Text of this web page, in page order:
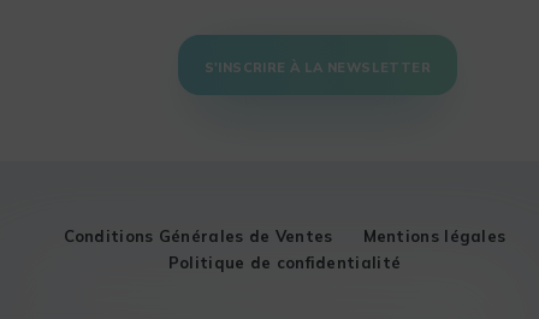
S'INSCRIRE À LA NEWSLETTER
Conditions Générales de Ventes
Mentions légales
Politique de confidentialité